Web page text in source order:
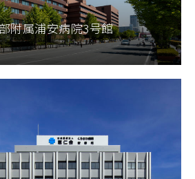
附属浦安病院3号館